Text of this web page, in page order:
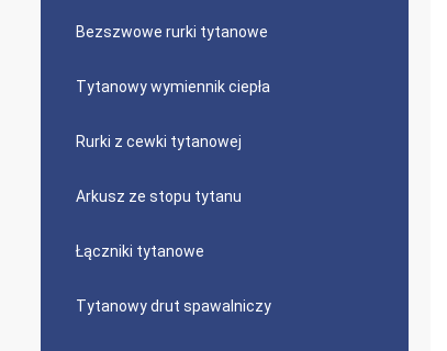
Bezszwowe rurki tytanowe
Tytanowy wymiennik ciepła
Rurki z cewki tytanowej
Arkusz ze stopu tytanu
Łączniki tytanowe
Tytanowy drut spawalniczy